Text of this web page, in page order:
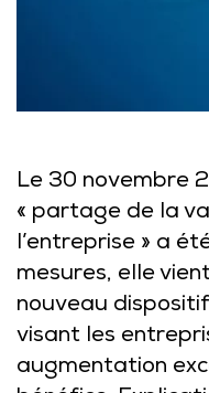
Le 30 novembre
« partage de la
l’entreprise » a
mesures, elle
nouveau
visant les
augmentation